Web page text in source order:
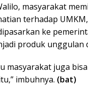
masyarakat
terhadap
ke
produk unggulan
masyarakat juga
imbuhnya. (bat)